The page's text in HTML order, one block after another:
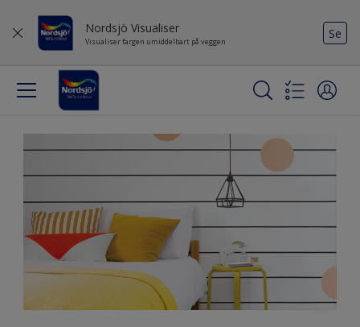
Nordsjö Visualiser
Visualiser fargen umiddelbart på veggen
Se